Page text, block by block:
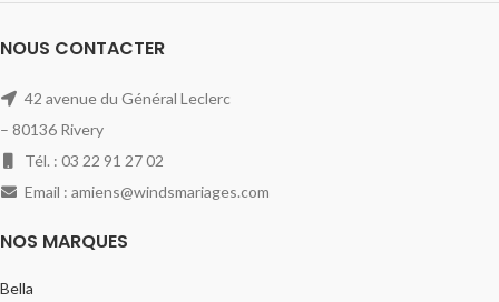
NOUS CONTACTER
42 avenue du Général Leclerc
– 80136 Rivery
Tél. : 03 22 91 27 02
Email : amiens@windsmariages.com
NOS MARQUES
Bella